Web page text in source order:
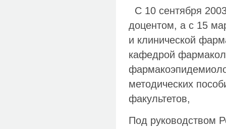
С 10 сентября
доцентом, а с 15
и клинической
кафедрой
методических
факультетов,
Под руководством